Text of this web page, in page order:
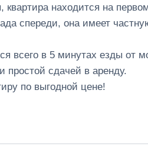
квартира находится на
спереди, она имеет
всего в 5 минутах езды от
простой сдачей в аренду.
по выгодной цене!